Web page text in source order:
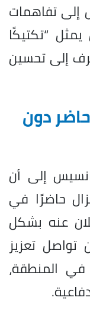
إلى تفاهمات
“تكتيكًا
إلى تحسين
دون
إلى أن
حاضرًا في
عنه بشكل
تعزيز
في المنطقة،